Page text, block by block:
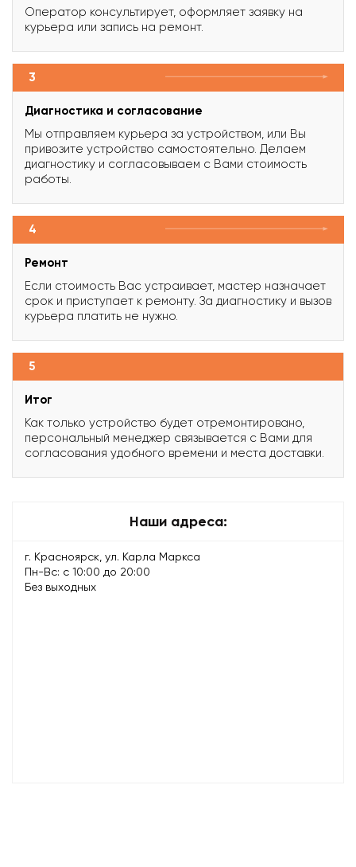
Оператор консультирует, оформляет заявку на
курьера или запись на ремонт.
3
Диагностика и согласование
Мы отправляем курьера за устройством, или Вы
привозите устройство самостоятельно. Делаем
диагностику и согласовываем с Вами стоимость
работы.
4
Ремонт
Если стоимость Вас устраивает, мастер назначает
срок и приступает к ремонту. За диагностику и вызов
курьера платить не нужно.
5
Итог
Как только устройство будет отремонтировано,
персональный менеджер связывается с Вами для
согласования удобного времени и места доставки.
Наши адреса:
г. Красноярск, ул. Карла Маркса
Пн-Вс: с 10:00 до 20:00
Без выходных